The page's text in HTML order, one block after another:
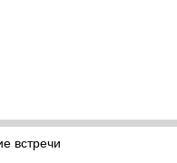
встречи